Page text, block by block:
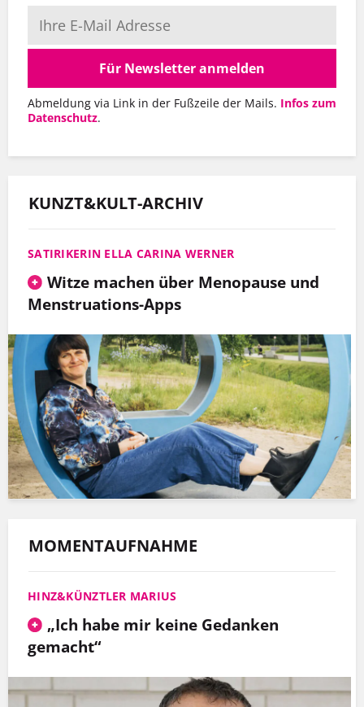
Für Newsletter anmelden
Abmeldung via Link in der Fußzeile der Mails. Infos zum
Datenschutz.
KUNZT&KULT-ARCHIV
SATIRIKERIN ELLA CARINA WERNER
Witze machen über Menopause und
Menstruations-Apps
MOMENTAUFNAHME
HINZ&KÜNZTLER MARIUS
„Ich habe mir keine Gedanken
gemacht“